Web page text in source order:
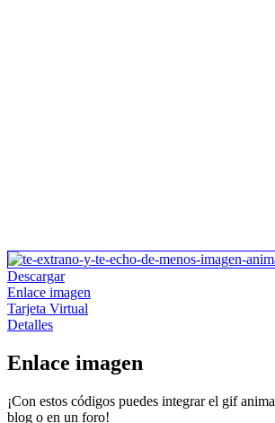
Descargar
Enlace imagen
Tarjeta Virtual
Detalles
Enlace imagen
¡Con estos códigos puedes integrar el gif
blog o en un foro!